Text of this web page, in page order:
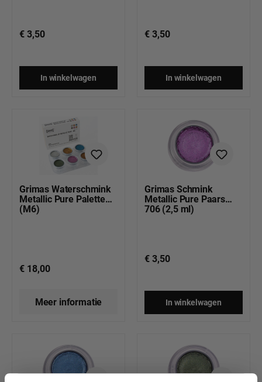
€ 3,50
In winkelwagen
€ 3,50
In winkelwagen
Grimas Waterschmink
Metallic Pure Palette
(M6)
€ 18,00
Meer informatie
Grimas Schmink
Metallic Pure Paars
706 (2,5 ml)
€ 3,50
In winkelwagen